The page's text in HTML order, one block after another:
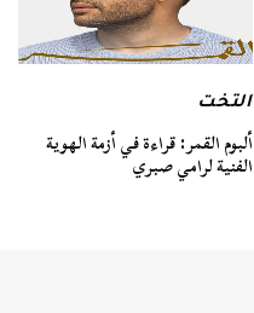
التخت
ألبوم القمر: قراءة في أزمة الهوية
الفنية لرامي صبري